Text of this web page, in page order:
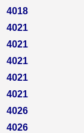
4018
4021
4021
4021
4021
4021
4026
4026